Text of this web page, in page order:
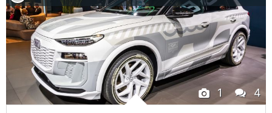
1 4